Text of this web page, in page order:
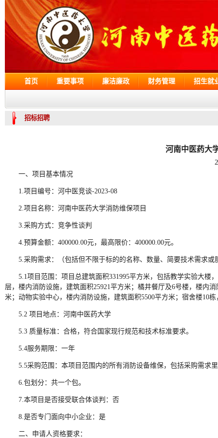
首页 重要事项 廉洁廉政 财务管理 招生就
招标招聘
河南中医药大
一、项目基本情况
1.项目编号：河中医竞谈-2023-08
2.项目名称：河南中医药大学消防维保项目
3.采购方式：竞争性谈判
4.预算金额：400000.00元，最高限价：400000.00元。
5.采购需求：（包括但不限于标的的名称、数量、简要技术需求或
5.1项目范围：项目总建筑面积331995平方米，包括教学实验大楼
层，楼内消防设施，建筑面积25921平方米；橘井餐厅及6号楼，楼内
米；动物实验中心，楼内消防设施，建筑面积5500平方米；宿舍楼10
5.2 项目地点：河南中医药大学
5.3 质量标准：合格，符合国家现行规范和技术标准要求。
5.4服务期限：一年
5.5采购范围：本项目范围内的所有消防设备维保，包括采购需求
6.包划分：共一个包。
7.本项目是否接受联合体谈判：否
8.是否专门面向中小企业：是
二、申请人资格要求：